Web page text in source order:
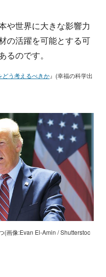
や世界に大きな影響力
の活躍を可能とする可
るのです。
どう考えるべきか』(幸福の科学出
(画像:Evan El-Amin / Shutterstoc